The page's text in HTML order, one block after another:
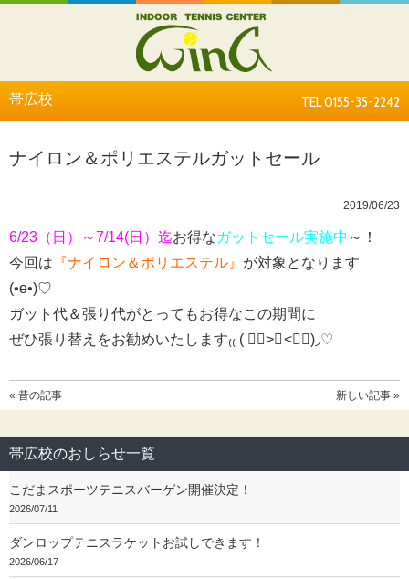
帯広校 TEL 0155-35-2242
ナイロン＆ポリエステルガットセール
2019/06/23
6/23（日）～7/14(日）迄お得なガットセール実施中 ～！
今回は 『ナイロン＆ポリエステル』 が対象となります
(•ө•)♡
ガット代＆張り代がとってもお得なこの期間に
ぜひ張り替えをお勧めいたします₍₍ ( ๑॔˃̶◡ ˂̶๑॓)◞♡
« 昔の記事 新しい記事 »
帯広校のおしらせ一覧
こだまスポーツテニスバーゲン開催決定！
2026/07/11
ダンロップテニスラケットお試しできます！
2026/06/17